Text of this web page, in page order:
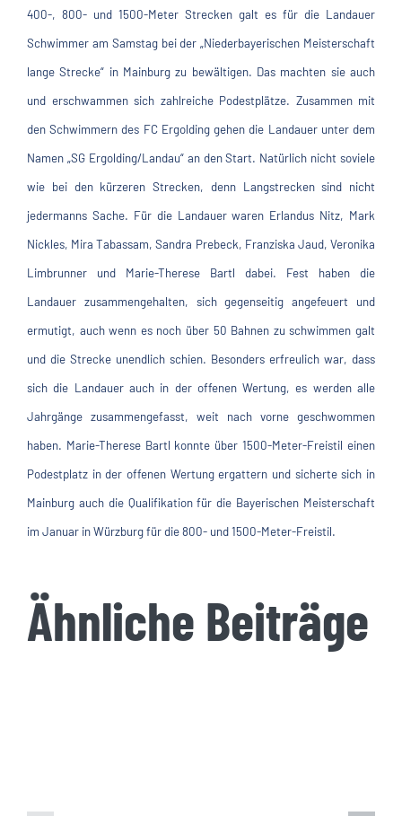
400-, 800- und 1500-Meter Strecken galt es für die Landauer
Schwimmer am Samstag bei der „Niederbayerischen Meisterschaft
lange Strecke“ in Mainburg zu bewältigen. Das machten sie auch
und erschwammen sich zahlreiche Podestplätze. Zusammen mit
den Schwimmern des FC Ergolding gehen die Landauer unter dem
Namen „SG Ergolding/Landau“ an den Start. Natürlich nicht soviele
wie bei den kürzeren Strecken, denn Langstrecken sind nicht
jedermanns Sache. Für die Landauer waren Erlandus Nitz, Mark
Nickles, Mira Tabassam, Sandra Prebeck, Franziska Jaud, Veronika
Limbrunner und Marie-Therese Bartl dabei. Fest haben die
Landauer zusammengehalten, sich gegenseitig angefeuert und
ermutigt, auch wenn es noch über 50 Bahnen zu schwimmen galt
und die Strecke unendlich schien. Besonders erfreulich war, dass
sich die Landauer auch in der offenen Wertung, es werden alle
Jahrgänge zusammengefasst, weit nach vorne geschwommen
haben. Marie-Therese Bartl konnte über 1500-Meter-Freistil einen
Podestplatz in der offenen Wertung ergattern und sicherte sich in
Mainburg auch die Qualifikation für die Bayerischen Meisterschaft
im Januar in Würzburg für die 800- und 1500-Meter-Freistil.
Ähnliche Beiträge